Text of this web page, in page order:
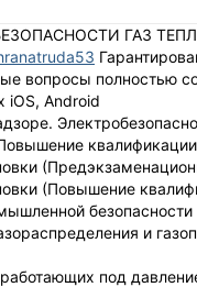
ГАЗ
вопросы полностью
iOS, Android
(Повышение
безопасности
и
под